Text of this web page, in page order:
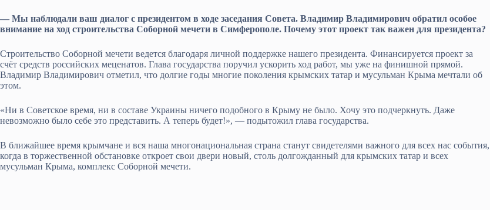
— Мы наблюдали ваш диалог с президентом в ходе заседания Совета. Владимир Владимирович обратил особое
внимание на ход строительства Соборной мечети в Симферополе. Почему этот проект так важен для президента?
Строительство Соборной мечети ведется благодаря личной поддержке нашего президента. Финансируется проект за
счёт средств российских меценатов. Глава государства поручил ускорить ход работ, мы уже на финишной прямой.
Владимир Владимирович отметил, что долгие годы многие поколения крымских татар и мусульман Крыма мечтали об
этом.
«Ни в Советское время, ни в составе Украины ничего подобного в Крыму не было. Хочу это подчеркнуть. Даже
невозможно было себе это представить. А теперь будет!», — подытожил глава государства.
В ближайшее время крымчане и вся наша многонациональная страна станут свидетелями важного для всех нас события,
когда в торжественной обстановке откроет свои двери новый, столь долгожданный для крымских татар и всех
мусульман Крыма, комплекс Соборной мечети.